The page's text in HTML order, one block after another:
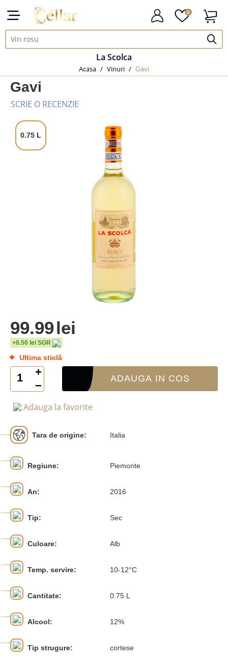
0
La Scolca
Acasa / Vinuri / Gavi
Gavi
SCRIE O RECENZIE
0.75 L
99.99lei
+0.50 lei SGR
Ultima sticlă
+
−
ADAUGA IN COS
Adauga la favorite
Tara de origine: Italia
Regiune: Piemonte
An: 2016
Tip: Sec
Culoare: Alb
Temp. servire: 10-12°C
Cantitate: 0.75 L
Alcool: 12%
Tip strugure: cortese